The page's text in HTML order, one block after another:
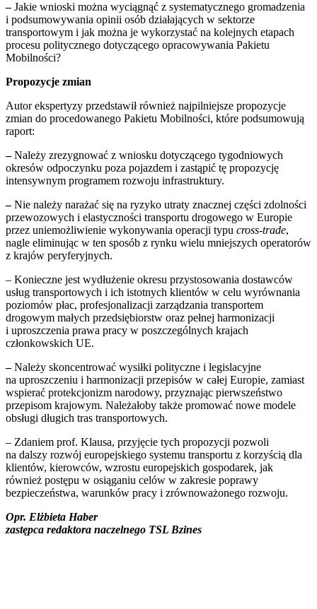
–Jakie wnioski można wyciągnąć z systematycznego gromadzenia
i podsumowywania opinii osób działających w sektorze
transportowym i jak można je wykorzystać na kolejnych etapach
procesu politycznego dotyczącego opracowywania Pakietu
Mobilności?
Propozycje zmian
Autor ekspertyzy przedstawił również najpilniejsze propozycje
zmian do procedowanego Pakietu Mobilności, które podsumowują
raport:
–Należy zrezygnować z wniosku dotyczącego tygodniowych
okresów odpoczynku poza pojazdem i zastąpić tę propozycję
intensywnym programem rozwoju infrastruktury.
–Nie należy narażać się na ryzyko utraty znacznej części zdolności
przewozowych i elastyczności transportu drogowego w Europie
przez uniemożliwienie wykonywania operacji typu cross-trade,
nagle eliminując w ten sposób z rynku wielu mniejszych operatorów
z krajów peryferyjnych.
– Konieczne jest wydłużenie okresu przystosowania dostawców
usług transportowych i ich istotnych klientów w celu wyrównania
poziomów płac, profesjonalizacji zarządzania transportem
drogowym małych przedsiębiorstw oraz pełnej harmonizacji
i uproszczenia prawa pracy w poszczególnych krajach
członkowskich UE.
–Należy skoncentrować wysiłki polityczne i legislacyjne
na uproszczeniu i harmonizacji przepisów w całej Europie, zamiast
wspierać protekcjonizm narodowy, przyznając pierwszeństwo
przepisom krajowym. Należałoby także promować nowe modele
obsługi długich tras transportowych.
– Zdaniem prof. Klausa, przyjęcie tych propozycji pozwoli
na dalszy rozwój europejskiego systemu transportu z korzyścią dla
klientów, kierowców, wzrostu europejskich gospodarek, jak
również postępu w osiąganiu celów w zakresie poprawy
bezpieczeństwa, warunków pracy i zrównoważonego rozwoju.
Opr. Elżbieta Haber
zastępca redaktora naczelnego TSL Bzines